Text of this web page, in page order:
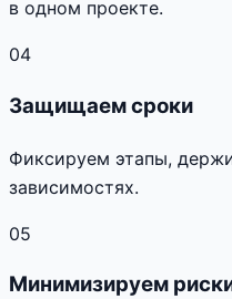
в одном проекте.
04
Защищаем сроки
Фиксируем этапы,
зависимостях.
05
Минимизируем